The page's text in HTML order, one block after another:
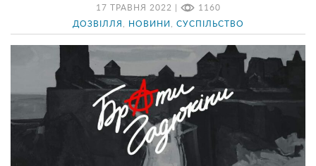
17 ТРАВНЯ 2022 | 1160
ДОЗВІЛЛЯ НОВИНИ СУСПІЛЬСТВО